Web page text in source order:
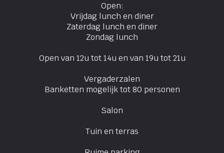
Open:
Vrijdag lunch en diner
Zaterdag lunch en diner
Zondag lunch
Open van 12u tot 14u en van 19u tot 21u
Vergaderzalen
Banketten mogelijk tot 80 personen
Salon
Tuin en terras